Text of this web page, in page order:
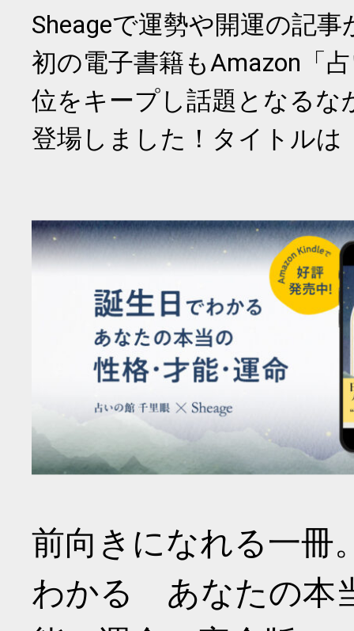
Sheageで運勢や開運の記
初の電子書籍もAmazon「
位をキープし話題となるな
登場しました！タイトルは
前向きになれる一冊
わかる あなたの本